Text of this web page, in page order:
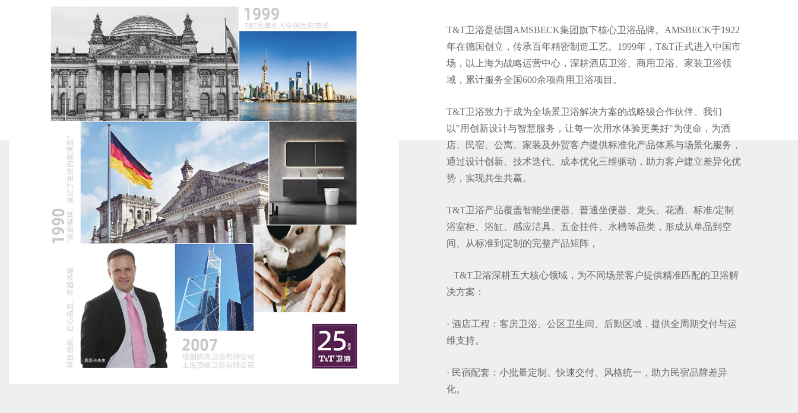
T&T卫浴是德国AMSBECK集团旗下核心卫浴品牌。AMSBECK于1922
年在德国创立，传承百年精密制造工艺。1999年，T&T正式进入中国市
场，以上海为战略运营中心，深耕酒店卫浴、商用卫浴、家装卫浴领
域，累计服务全国600余项商用卫浴项目。
T&T卫浴致力于成为全场景卫浴解决方案的战略级合作伙伴。我们
以"用创新设计与智慧服务，让每一次用水体验更美好"为使命，为酒
店、民宿、公寓、家装及外贸客户提供标准化产品体系与场景化服务，
通过设计创新、技术迭代、成本优化三维驱动，助力客户建立差异化优
势，实现共生共赢。
T&T卫浴产品覆盖智能坐便器、普通坐便器、龙头、花洒、标准/定制
浴室柜、浴缸、感应洁具、五金挂件、水槽等品类，形成从单品到空
间、从标准到定制的完整产品矩阵，
T&T卫浴深耕五大核心领域，为不同场景客户提供精准匹配的卫浴解
决方案：
· 酒店工程：客房卫浴、公区卫生间、后勤区域，提供全周期交付与运
维支持。
· 民宿配套：小批量定制、快速交付、风格统一，助力民宿品牌差异
化。